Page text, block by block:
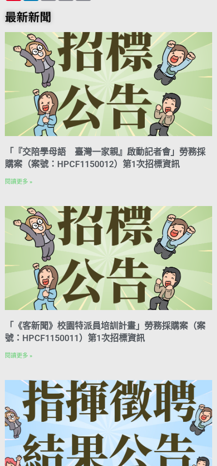
b
o
o
t
e
r
s
n
t
e
e
s
t
n
k
e
I
n
i a
n
k
最新新聞
「『交陪學母語 臺灣一家親』啟動記者會」勞務採
購案（案號：HPCF1150012）第1次招標資訊
閱讀更多 »
「《客新聞》校園特派員培訓計畫」勞務採購案（案
號：HPCF1150011）第1次招標資訊
閱讀更多 »